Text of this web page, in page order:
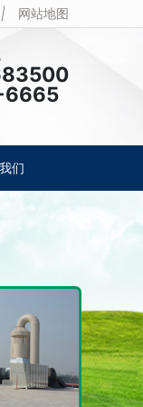
| 网站地图
6665
们